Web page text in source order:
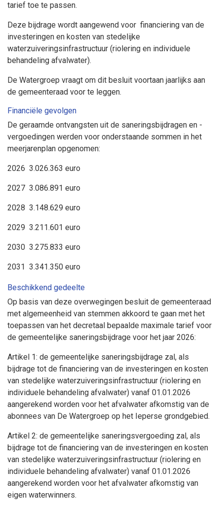
tarief toe te passen.
Deze bijdrage wordt aangewend voor financiering van de
investeringen en kosten van stedelijke
waterzuiveringsinfrastructuur (riolering en individuele
behandeling afvalwater).
De Watergroep vraagt om dit besluit voortaan jaarlijks aan
de gemeenteraad voor te leggen.
Financiële gevolgen
De geraamde ontvangsten uit de saneringsbijdragen en -
vergoedingen werden voor onderstaande sommen in het
meerjarenplan opgenomen:
2026 3.026.363 euro
2027 3.086.891 euro
2028 3.148.629 euro
2029 3.211.601 euro
2030 3.275.833 euro
2031 3.341.350 euro
Beschikkend gedeelte
Op basis van deze overwegingen besluit de gemeenteraad
met algemeenheid van stemmen akkoord te gaan met het
toepassen van het decretaal bepaalde maximale tarief voor
de gemeentelijke saneringsbijdrage voor het jaar 2026:
Artikel 1: de gemeentelijke saneringsbijdrage zal, als
bijdrage tot de financiering van de investeringen en kosten
van stedelijke waterzuiveringsinfrastructuur (riolering en
individuele behandeling afvalwater) vanaf 01.01.2026
aangerekend worden voor het afvalwater afkomstig van de
abonnees van De Watergroep op het Ieperse grondgebied.
Artikel 2: de gemeentelijke saneringsvergoeding zal, als
bijdrage tot de financiering van de investeringen en kosten
van stedelijke waterzuiveringsinfrastructuur (riolering en
individuele behandeling afvalwater) vanaf 01.01.2026
aangerekend worden voor het afvalwater afkomstig van
eigen waterwinners.